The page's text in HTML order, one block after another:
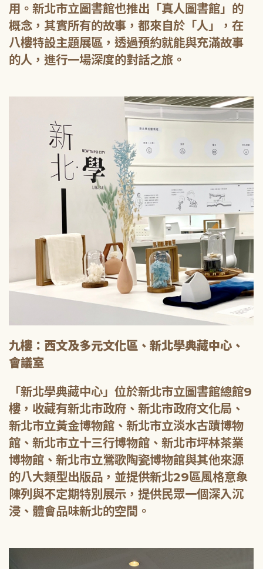
用。新北市立圖書館也推出「真人圖書館」的
概念，其實所有的故事，都來自於「人」，在
八樓特設主題展區，透過預約就能與充滿故事
的人，進行一場深度的對話之旅。
九樓：西文及多元文化區、新北學典藏中心、
會議室
「新北學典藏中心」位於新北市立圖書館總館9
樓，收藏有新北市政府、新北市政府文化局、
新北市立黃金博物館、新北市立淡水古蹟博物
館、新北市立十三行博物館、新北市坪林茶業
博物館、新北市立鶯歌陶瓷博物館與其他來源
的八大類型出版品，並提供新北29區風格意象
陳列與不定期特別展示，提供民眾一個深入沉
浸、體會品味新北的空間。